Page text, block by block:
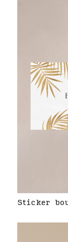
Sticker